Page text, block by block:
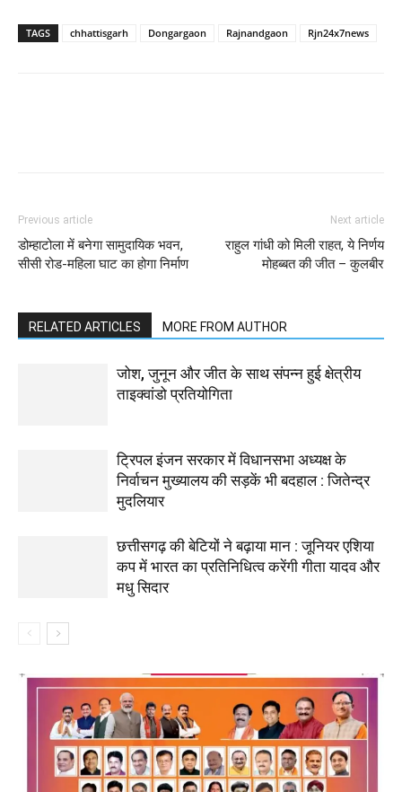
TAGS chhattisgarh Dongargaon Rajnandgaon Rjn24x7news
Previous article
डोम्हाटोला में बनेगा सामुदायिक भवन,
सीसी रोड-महिला घाट का होगा निर्माण
Next article
राहुल गांधी को मिली राहत, ये निर्णय
मोहब्बत की जीत – कुलबीर
RELATED ARTICLES MORE FROM AUTHOR
जोश, जुनून और जीत के साथ संपन्न हुई क्षेत्रीय
ताइक्वांडो प्रतियोगिता
ट्रिपल इंजन सरकार में विधानसभा अध्यक्ष के
निर्वाचन मुख्यालय की सड़कें भी बदहाल : जितेन्द्र
मुदलियार
छत्तीसगढ़ की बेटियों ने बढ़ाया मान : जूनियर एशिया
कप में भारत का प्रतिनिधित्व करेंगी गीता यादव और
मधु सिदार